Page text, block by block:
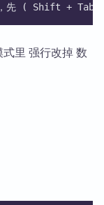
，先 ( Shift +
式里 强行改掉 数